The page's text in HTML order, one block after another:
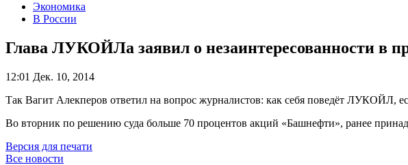
Экономика
В России
Глава ЛУКОЙЛа заявил о незаинтересованности в
12:01 Дек. 10, 2014
Так Вагит Алекперов ответил на вопрос журналистов: как себя поведёт ЛУКОЙЛ,
Во вторник по решению суда больше 70 процентов акций «Башнефти», ранее
Версия для печати
Все новости